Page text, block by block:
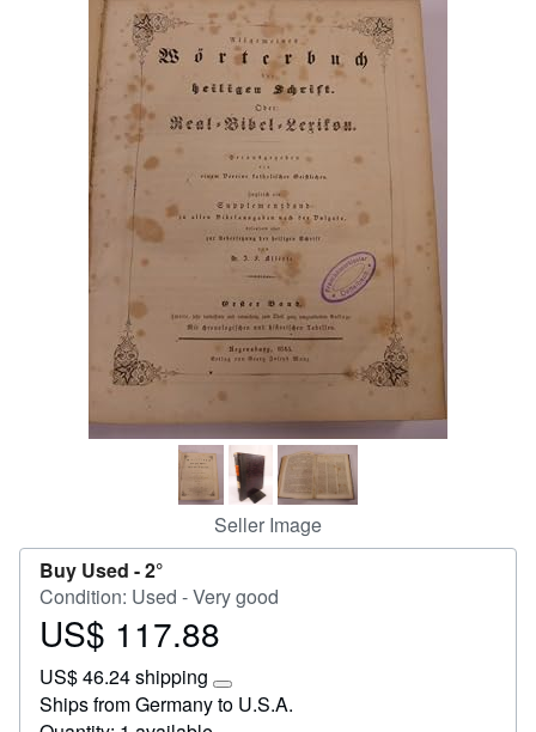
Rare Books
Art & Collectibles
Textbooks
Start Selling
CLOSE
Seller Image
Buy Used -2°
Condition: Used - Very good
Price
117.88
US$ 117.88
US$ 46.24 shipping
Learn
more
Ships from Germany to U.S.A.